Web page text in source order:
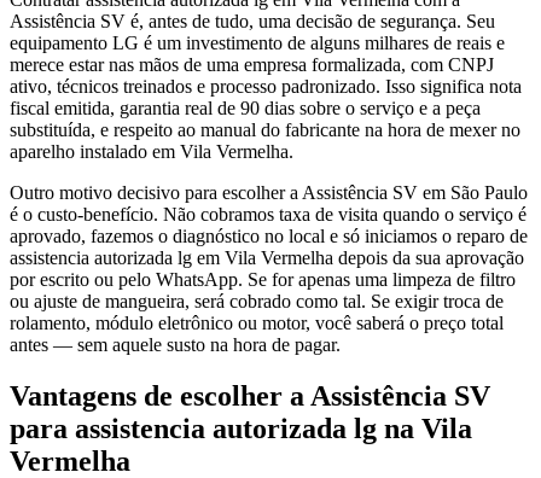
Assistência SV é, antes de tudo, uma decisão de segurança. Seu
equipamento LG é um investimento de alguns milhares de reais e
merece estar nas mãos de uma empresa formalizada, com CNPJ
ativo, técnicos treinados e processo padronizado. Isso significa nota
fiscal emitida, garantia real de 90 dias sobre o serviço e a peça
substituída, e respeito ao manual do fabricante na hora de mexer no
aparelho instalado em Vila Vermelha.
Outro motivo decisivo para escolher a Assistência SV em São Paulo
é o custo-benefício. Não cobramos taxa de visita quando o serviço é
aprovado, fazemos o diagnóstico no local e só iniciamos o reparo de
assistencia autorizada lg em Vila Vermelha depois da sua aprovação
por escrito ou pelo WhatsApp. Se for apenas uma limpeza de filtro
ou ajuste de mangueira, será cobrado como tal. Se exigir troca de
rolamento, módulo eletrônico ou motor, você saberá o preço total
antes — sem aquele susto na hora de pagar.
Vantagens de escolher a Assistência SV
para assistencia autorizada lg na Vila
Vermelha